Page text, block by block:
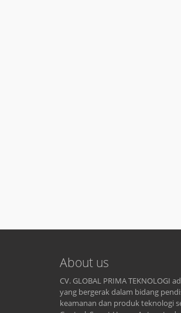
About us
CV. GLOBAL PRIMA TEKNOLOGI
yang bergerak dalam bidang
keamanan dan produk teknologi